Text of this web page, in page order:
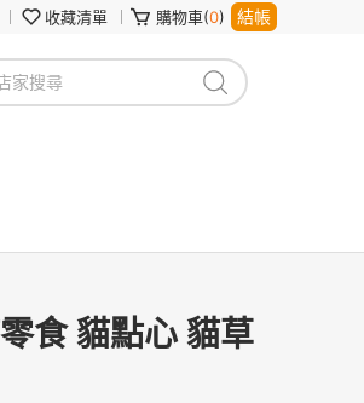
收藏清單 購物車(0) 結帳
食 貓點心 貓草